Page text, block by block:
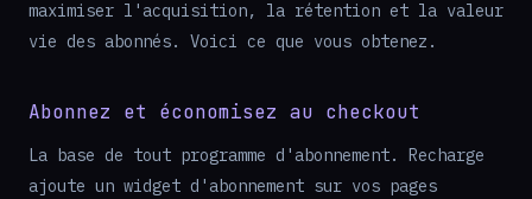
maximiser l'acquisition, la rétention et la valeur
vie des abonnés. Voici ce que vous obtenez.
Abonnez et économisez au checkout
La base de tout programme d'abonnement. Recharge
ajoute un widget d'abonnement sur vos pages